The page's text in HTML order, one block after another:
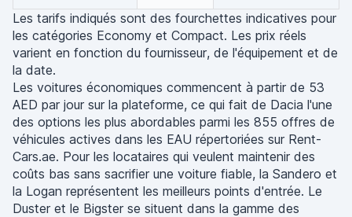
Les tarifs indiqués sont des fourchettes indicatives pour
les catégories Economy et Compact. Les prix réels
varient en fonction du fournisseur, de l'équipement et de
la date.
Les voitures économiques commencent à partir de 53
AED par jour sur la plateforme, ce qui fait de Dacia l'une
des options les plus abordables parmi les 855 offres de
véhicules actives dans les EAU répertoriées sur Rent-
Cars.ae. Pour les locataires qui veulent maintenir des
coûts bas sans sacrifier une voiture fiable, la Sandero et
la Logan représentent les meilleurs points d'entrée. Le
Duster et le Bigster se situent dans la gamme des